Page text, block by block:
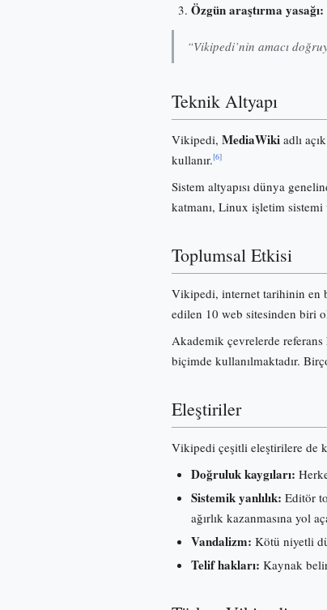
Özgün araştırma yasağı:
“Vikipedi’nin amacı
Teknik Altyapı
Vikipedi, MediaWiki adlı
kullanır.[6]
Sistem altyapısı dünya
katmanı, Linux işletim sistemi
Toplumsal Etkisi
Vikipedi, internet tarihinin en
edilen 10 web sitesinden biri
Akademik çevrelerde referans
biçimde kullanılmaktadır.
Eleştiriler
Vikipedi çeşitli eleştirilere de
Doğruluk kaygıları:
Sistemik yanlılık: Editör
ağırlık kazanmasına yol
Vandalizm: Kötü niyetli
Telif hakları: Kaynak